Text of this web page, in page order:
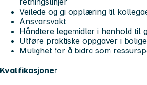
Veilede og gi opplæring til
Ansvarsvakt
Håndtere legemidler i henhold til
Utføre praktiske oppgaver i
Mulighet for å bidra som
Kvalifikasjoner